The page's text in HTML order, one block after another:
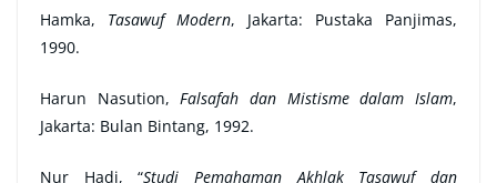
Hamka, Tasawuf Modern, Jakarta: Pustaka Panjimas,
1990.
Harun Nasution,Falsafah dan Mistisme dalam Islam,
Jakarta: Bulan Bintang, 1992.
Nur Hadi, “Studi Pemahaman Akhlak Tasawuf dan